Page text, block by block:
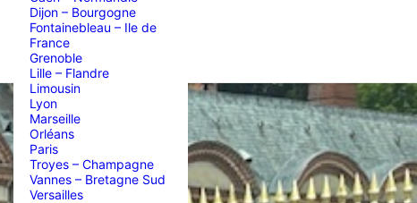
Dijon – Bourgogne
Fontainebleau – Ile de
France
Grenoble
Lille – Flandre
Limousin
Lyon
Marseille
Orléans
Paris
Troyes – Champagne
Vannes – Bretagne Sud
Versailles